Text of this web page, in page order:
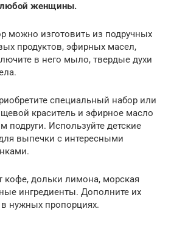
любой женщины.
можно изготовить из подручных
продуктов, эфирных масел,
в него мыло, твердые духи
специальный набор или
краситель и эфирное масло
Используйте детские
выпечки с интересными
кофе, дольки лимона, морская
ингредиенты. Дополните их
нужных пропорциях.